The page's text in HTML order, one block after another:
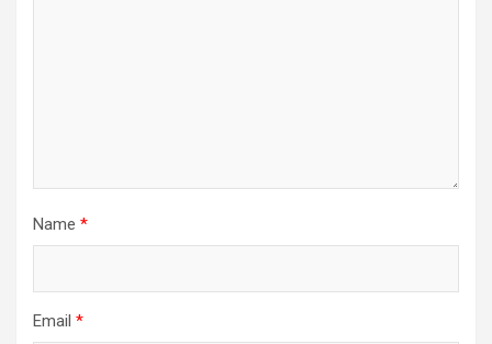
Name *
Email *